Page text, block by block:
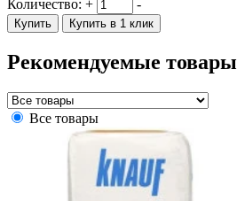
Количество: + -
Купить Купить в 1 клик
Рекомендуемые товары
Все товары